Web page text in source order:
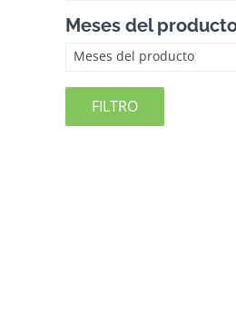
Meses del
Meses del producto
FILTRO